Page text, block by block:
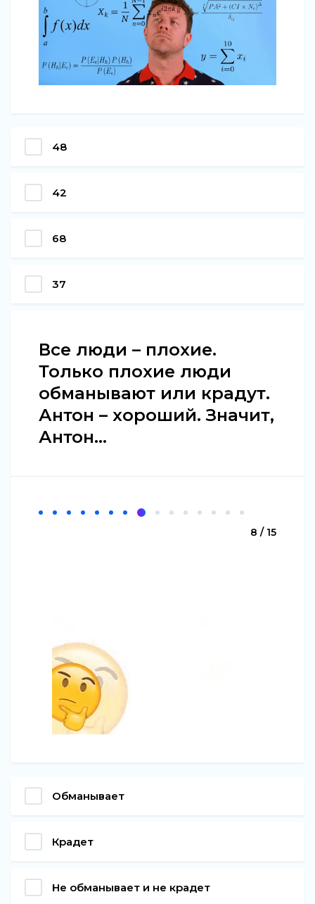
48
42
68
37
Все люди – плохие.
Только плохие люди
обманывают или крадут.
Антон – хороший. Значит,
Антон…
8 / 15
Обманывает
Крадет
Не обманывает и не крадет